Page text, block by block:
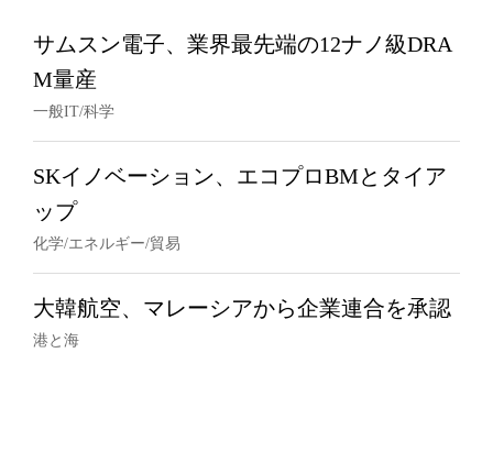
サムスン電子、業界最先端の12ナノ級DRA
M量産
一般IT/科学
SKイノベーション、エコプロBMとタイア
ップ
化学/エネルギー/貿易
大韓航空、マレーシアから企業連合を承認
港と海